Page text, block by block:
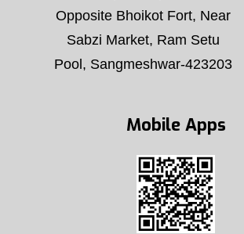
Opposite Bhoikot Fort, Near
Sabzi Market, Ram Setu
Pool, Sangmeshwar-423203
Mobile Apps